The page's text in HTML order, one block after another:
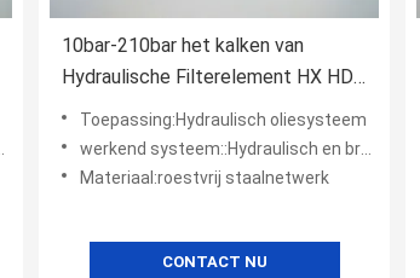
10bar-210bar het kalken van
Hydraulische Filterelement HX HDX
hbx-10, 25, 40, 63100160x10
Toepassing:Hydraulisch oliesysteem
werkend systeem::Hydraulisch en brandstofsysteem
Materiaal:roestvrij staalnetwerk
CONTACT NU